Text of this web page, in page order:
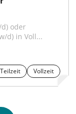
oder
d) in Voll...
Teilzeit Vollzeit